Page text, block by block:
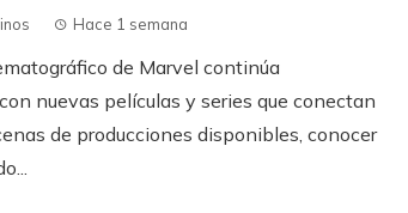
Hace 1 semana
de Marvel continúa
nuevas películas y series que conectan
de producciones disponibles, conocer